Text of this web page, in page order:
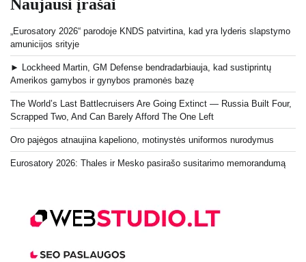
Naujausi įrašai
„Eurosatory 2026“ parodoje KNDS patvirtina, kad yra lyderis slapstymo
amunicijos srityje
► Lockheed Martin, GM Defense bendradarbiauja, kad sustiprintų
Amerikos gamybos ir gynybos pramonės bazę
The World’s Last Battlecruisers Are Going Extinct — Russia Built Four,
Scrapped Two, And Can Barely Afford The One Left
Oro pajėgos atnaujina kapeliono, motinystės uniformos nurodymus
Eurosatory 2026: Thales ir Mesko pasirašo susitarimo memorandumą